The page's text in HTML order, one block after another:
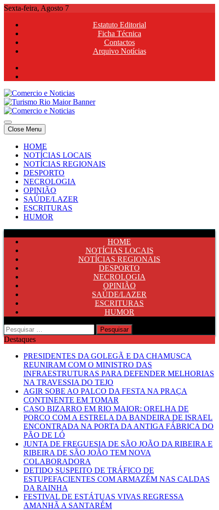
Skip
content
Sexta-feira, Agosto 7
Estatuto Editorial
Ficha Técnica
Contactos
Arquivo Notícias
Comercio e Noticias
Notícias e Publicidade Online
Comercio e Noticias
Notícias e Publicidade Online
Close Menu
HOME
NOTÍCIAS LOCAIS
NOTÍCIAS REGIONAIS
DESPORTO
NECROLOGIA
OPINIÃO
SAÚDE/LAZER
ESCRITURAS
HUMOR
HOME
NOTÍCIAS LOCAIS
NOTÍCIAS REGIONAIS
DESPORTO
NECROLOGIA
OPINIÃO
SAÚDE/LAZER
ESCRITURAS
HUMOR
Pesquisar
por:
Destaques
PRESIDENTES DA GOLEGÃ E DA CHAMUSCA
REUNIRAM COM O MINISTRO DAS
INFRAESTRUTURAS PARA DEFENDER MELHORIAS
NA TRAVESSIA DO TEJO
AGIR SOBE AO PALCO DA FESTA NA PRAÇA
CONTINENTE EM TOMAR
CASO BIZARRO EM RIO MAIOR: ORELHA DE
PORCO COM A ESTRELA DA BANDEIRA DE ISRAEL
ENCONTRADA NA PORTA DA ANTIGA FÁBRICA DO
PÃO DE LÓ
JUNTA DE FREGUESIA DE SÃO JOÃO DA RIBEIRA E
RIBEIRA DE SÃO JOÃO TEM NOVA
COLABORADORA
DETIDO SUSPEITO DE TRÁFICO DE
ESTUPEFACIENTES COM ARMAZÉM NAS CALDAS
DA RAINHA
FESTIVAL DE ESTÁTUAS VIVAS REGRESSA
AMANHÃ A SANTARÉM